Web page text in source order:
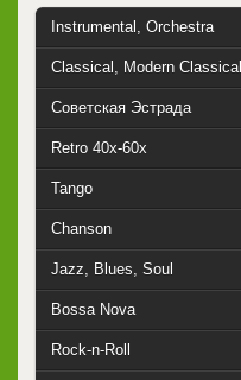
Instrumental, Orchestra
Classical, Modern Classical
Советская Эстрада
Retro 40x-60x
Tango
Chanson
Jazz, Blues, Soul
Bossa Nova
Rock-n-Roll